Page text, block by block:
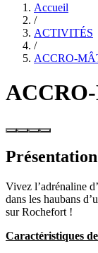
Accueil
/
ACTIVITÉS
/
ACCRO-
Présentation
Vivez l’adrénaline
dans les haubans
sur Rochefort !
Caractéristiques